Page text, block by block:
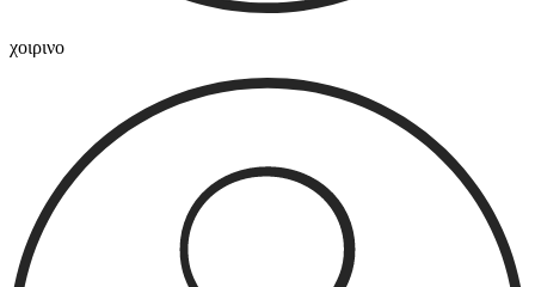
χοιρινο